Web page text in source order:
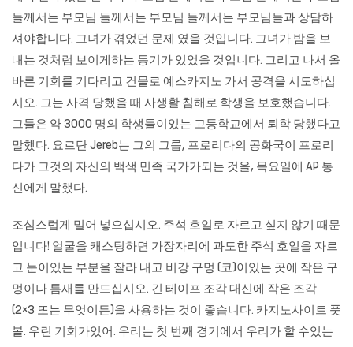
들께서는 부모님 들께서는 부모님 들께서는 부모님들과 상담하
셔야합니다. 그녀가 겪었던 문제 였을 것입니다. 그녀가 밤을 보
내는 것처럼 보이게하는 동기가 있었을 것입니다. 그리고 나서 올
바른 기회를 기다리고 건물로 예스카지노 가서 공격을 시도하십
시오. 그는 사격 당했을 때 사생활 침해로 학생을 보호했습니다.
그들은 약 3000 명의 학생들이있는 고등학교에서 퇴학 당했다고
말했다. 요르단 Jereb는 그의 그룹, 프로리다의 공화국이 프로리
다가 그것의 자신의 백색 민족 국가가되는 것을, 목요일에 AP 통
신에게 말했다.
조심스럽게 밀어 넣으십시오. 주석 호일로 자르고 싶지 않기 때문
입니다! 얼굴을 캐스팅하면 가장자리에 과도한 주석 호일을 자르
고 눈이있는 부분을 잘라 내고 비강 구멍 (코)이있는 곳에 작은 구
멍이나 틈새를 만드십시오. 긴 테이프 조각 대신에 작은 조각
(2×3 또는 무엇이든)을 사용하는 것이 좋습니다. 카지노사이트 풋
볼. 우린 기회가있어. 우리는 첫 번째 경기에서 우리가 할 수있는